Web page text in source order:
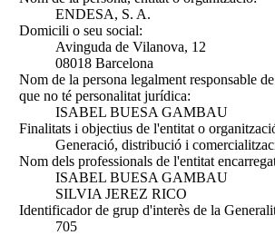
ENDESA, S. A.
Domicili o seu social:
Avinguda de Vilanova, 12
08018 Barcelona
Nom de la persona legalment responsable
que no té personalitat jurídica:
ISABEL BUESA GAMBAU
Finalitats i objectius de l'entitat o
Generació, distribució i
Nom dels professionals de l'entitat
ISABEL BUESA GAMBAU
SILVIA JEREZ RICO
Identificador de grup d'interès de la
705